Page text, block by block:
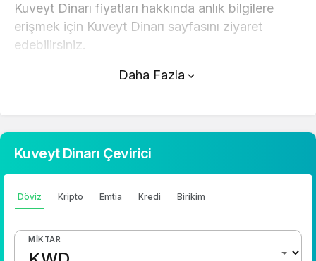
Kuveyt Dinarı fiyatları hakkında anlık bilgilere
erişmek için Kuveyt Dinarı sayfasını ziyaret
edebilirsiniz.
Kuveyt Dinarı (TL) fiyatı bugün düştü.
hacmi 0. Fiyatı son 24 saatte 0,170000 değişim
göstermiştir..
Kuveyt Dinarı hesaplama işlemleri için, sayfanın
üstünde yer alan çevirici aracını kullanarak
mevcut fiyatlar üzerinden hızlı ve kolay bir
şekilde çevirme işlemlerinizi
Daha Fazla
Kuveyt Dinarı Çevirici
Döviz Kripto Emtia Kredi Birikim
MIKTAR